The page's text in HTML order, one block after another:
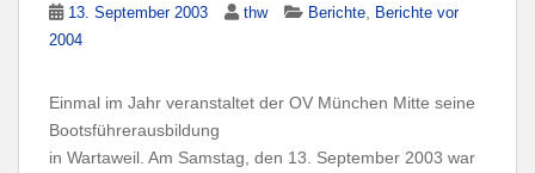
13. September 2003 thw Berichte Berichte vor
2004
Einmal im Jahr veranstaltet der OV München Mitte seine
Bootsführerausbildung
in Wartaweil. Am Samstag, den 13. September 2003 war